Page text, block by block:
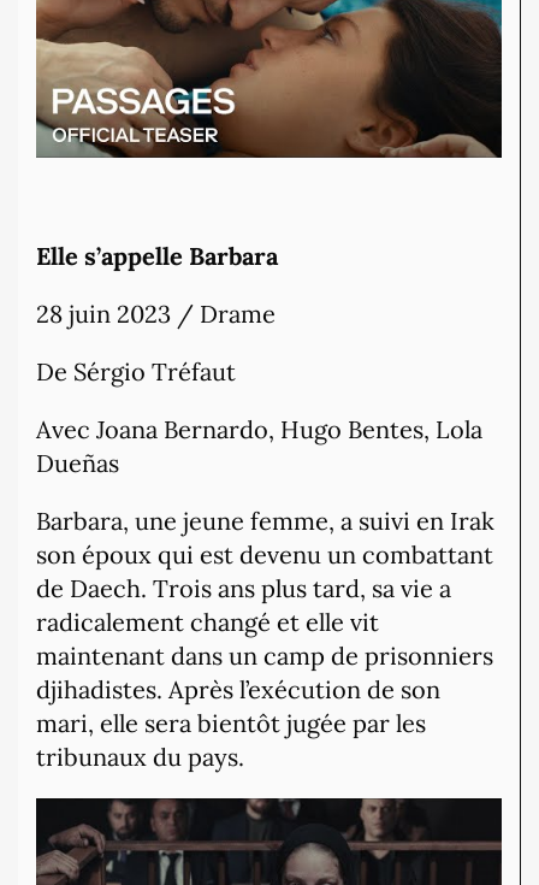
Elle s’appelle Barbara
28 juin 2023 / Drame
De Sérgio Tréfaut
Avec Joana Bernardo, Hugo Bentes, Lola
Dueñas
Barbara, une jeune femme, a suivi en Irak
son époux qui est devenu un combattant
de Daech. Trois ans plus tard, sa vie a
radicalement changé et elle vit
maintenant dans un camp de prisonniers
djihadistes. Après l’exécution de son
mari, elle sera bientôt jugée par les
tribunaux du pays.